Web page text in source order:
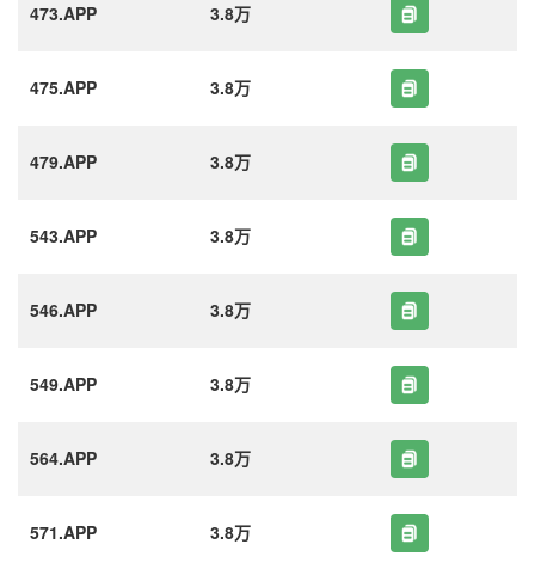
473.APP 3.8万
475.APP 3.8万
479.APP 3.8万
543.APP 3.8万
546.APP 3.8万
549.APP 3.8万
564.APP 3.8万
571.APP 3.8万